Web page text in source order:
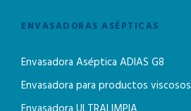
ENVASADORAS ASÉPTICAS
Envasadora Aséptica ADIAS G8
Envasadora para productos viscosos